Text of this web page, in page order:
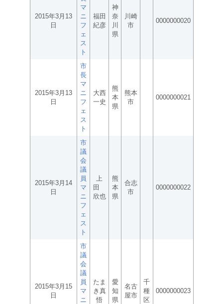
2015年3月13
日
マ
ニ
フ
ェ
ス
ト
福田
紀彦
神
奈
川
県
川崎
市
0000000020
2015年3月13
日
市
長
マ
ニ
フ
ェ
ス
ト
大西
一史
熊
本
県
熊本
市
0000000021
2015年3月14
日
市
議
会
議
員
マ
ニ
フ
ェ
ス
ト
上
田
欣也
熊
本
県
合志
市
0000000022
2015年3月15
日
市
議
会
議
員
マ
ニ
たま
き真
悟
愛
知
県
名古
屋市
千
種
区
0000000023